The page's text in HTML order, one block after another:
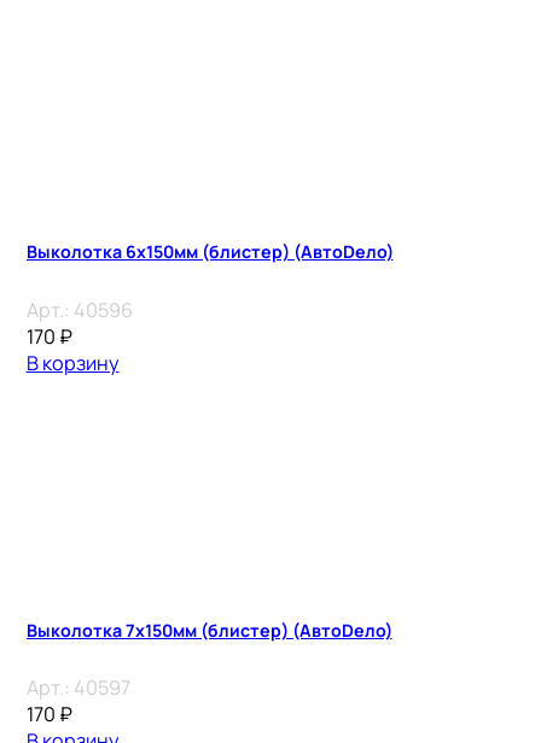
Выколотка 6х150мм (блистер) (АвтоDело)
Арт.: 40596
170 ₽
В корзину
Выколотка 7х150мм (блистер) (АвтоDело)
Арт.: 40597
170 ₽